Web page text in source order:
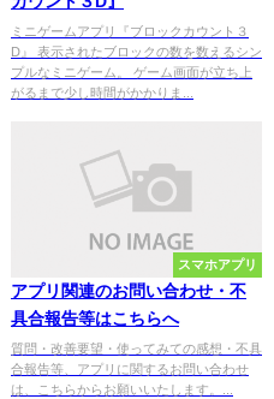
ミニゲームアプリ『ブロックカウント３
D』 表示されたブロックの数を数えるシン
プルなミニゲーム。 ゲーム画面が立ち上
がるまで少し時間がかかりま...
スマホアプリ
アプリ関連のお問い合わせ・不
具合報告等はこちらへ
質問・改善要望・使ってみての感想・不具
合報告等、アプリに関するお問い合わせ
は、こちらからお願いいたします。...